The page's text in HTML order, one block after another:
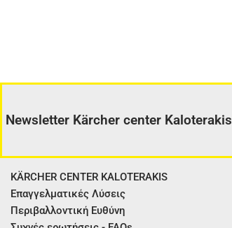
Newsletter Kärcher center Kaloterakis
KÄRCHER CENTER KALOTERAKIS
Επαγγελματικές Λύσεις
Περιβαλλοντική Ευθύνη